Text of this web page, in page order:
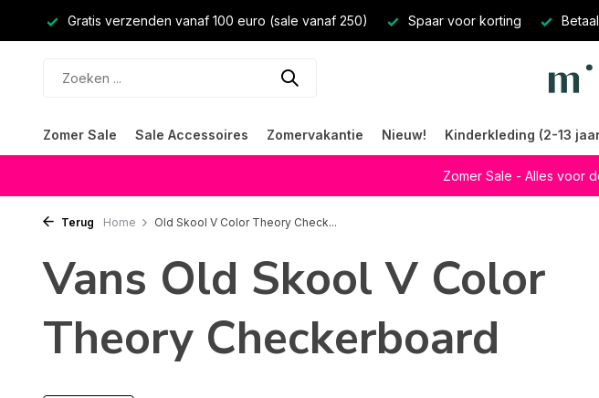
Gratis verzenden vanaf 100 euro (sale vanaf 250) Spaar voor korting
Zomer Sale Sale Accessoires Zomervakantie Nieuw! Kinderkleding (2-13
Zomer Sale - Alles voor
Terug Home Old Skool V Color Theory Check...
Vans Old Skool V Color
Theory Checkerboard